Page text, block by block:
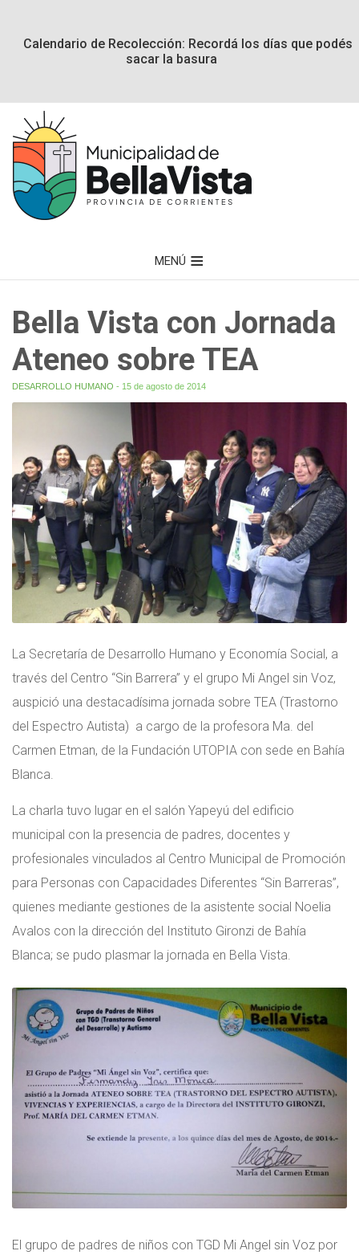
Calendario de Recolección: Recordá los días que podés
sacar la basura
MENÚ
Bella Vista con Jornada
Ateneo sobre TEA
DESARROLLO HUMANO - 15 de agosto de 2014
La Secretaría de Desarrollo Humano y Economía Social, a
través del Centro “Sin Barrera” y el grupo Mi Angel sin Voz,
auspició una destacadísima jornada sobre TEA (Trastorno
del Espectro Autista) a cargo de la profesora Ma. del
Carmen Etman, de la Fundación UTOPIA con sede en Bahía
Blanca.
La charla tuvo lugar en el salón Yapeyú del edificio
municipal con la presencia de padres, docentes y
profesionales vinculados al Centro Municipal de Promoción
para Personas con Capacidades Diferentes “Sin Barreras”,
quienes mediante gestiones de la asistente social Noelia
Avalos con la dirección del Instituto Gironzi de Bahía
Blanca; se pudo plasmar la jornada en Bella Vista.
El grupo de padres de niños con TGD Mi Angel sin Voz por